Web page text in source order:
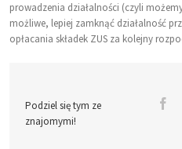
prowadzenia działalności (czyli
możliwe, lepiej zamknąć działalność
opłacania składek ZUS za kolejny
Podziel się tym ze
znajomymi!